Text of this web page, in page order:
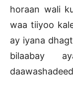
horaan wali
waa tiiyoo
ay iyana
bilaabay